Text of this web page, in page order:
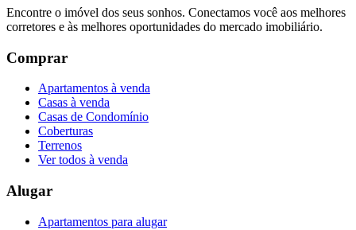
Encontre o imóvel dos seus sonhos. Conectamos você aos melhores
corretores e às melhores oportunidades do mercado imobiliário.
Comprar
Apartamentos à venda
Casas à venda
Casas de Condomínio
Coberturas
Terrenos
Ver todos à venda
Alugar
Apartamentos para alugar